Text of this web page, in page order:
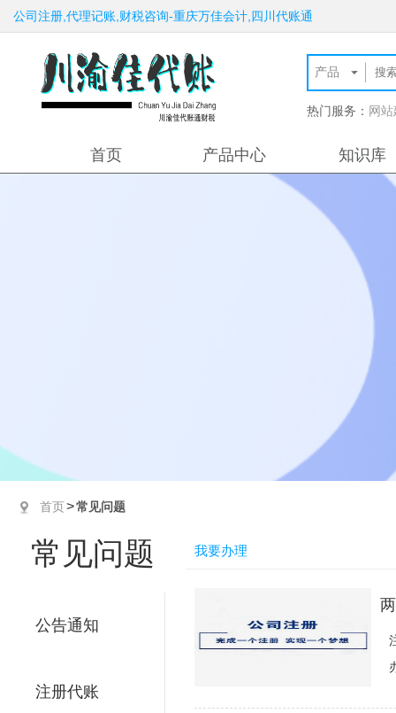
公司注册,代理记账,财税咨询-重庆万佳会计,四川代账通
热门服务： 网
首页 产品中心 知识库
首页>常见问题
常见问题
公告通知
注册代账
我要办理